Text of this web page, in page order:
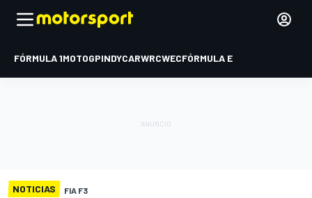
FÓRMULA 1MOTOGPINDYCARWRCWECFÓRMULA E
NOTICIAS FIA F3